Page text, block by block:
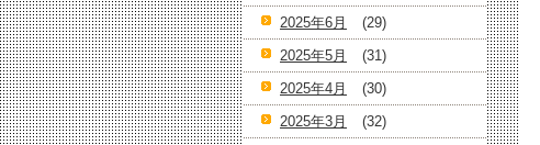
2025年6月
(29)
2025年5月
(31)
2025年4月
(30)
2025年3月
(32)